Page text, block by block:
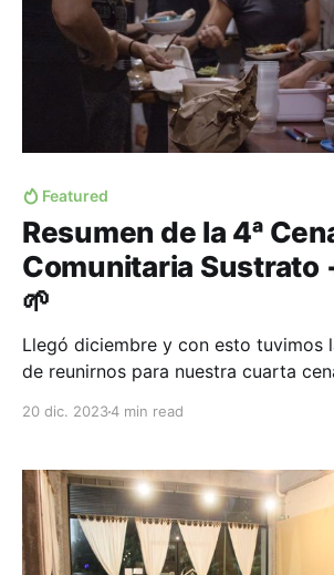
Featured
Resumen de la 4ᵃ
Comunitaria Sustrato
🌱
Llegó diciembre y con esto tuvimos
de reunirnos para nuestra cuarta
reduciendo la cantidad de
fundadora, ha logrado esto
20 dic. 20234 min read